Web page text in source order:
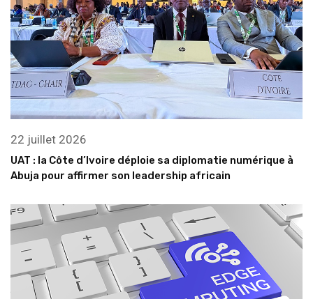
22 juillet 2026
UAT : la Côte d’Ivoire déploie sa diplomatie numérique à
Abuja pour affirmer son leadership africain